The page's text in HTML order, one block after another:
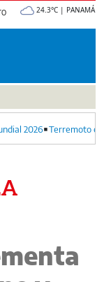
24.3°C | PANAMÁ
2026 Terremoto